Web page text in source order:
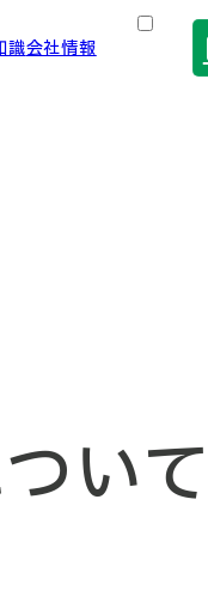
識会社情報
いて